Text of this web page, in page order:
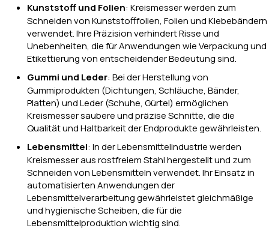
Kunststoff und Folien: Kreismesser werden zum
Schneiden von Kunststofffolien, Folien und Klebebändern
verwendet. Ihre Präzision verhindert Risse und
Unebenheiten, die für Anwendungen wie Verpackung und
Etikettierung von entscheidender Bedeutung sind.
Gummi und Leder: Bei der Herstellung von
Gummiprodukten (Dichtungen, Schläuche, Bänder,
Platten) und Leder (Schuhe, Gürtel) ermöglichen
Kreismesser saubere und präzise Schnitte, die die
Qualität und Haltbarkeit der Endprodukte gewährleisten.
Lebensmittel: In der Lebensmittelindustrie werden
Kreismesser aus rostfreiem Stahl hergestellt und zum
Schneiden von Lebensmitteln verwendet. Ihr Einsatz in
automatisierten Anwendungen der
Lebensmittelverarbeitung gewährleistet gleichmäßige
und hygienische Scheiben, die für die
Lebensmittelproduktion wichtig sind.